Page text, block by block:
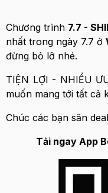
Chương trình 7.7 -
nhất trong ngày 7.7 ở
đừng bỏ lỡ nhé.
TIỆN LỢI - NHIỀU
muốn mang tới tất cả
Chúc các bạn săn
Tải ngay App